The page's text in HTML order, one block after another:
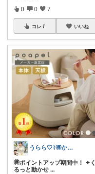
0 0 7
コレ いいね
うらら🤍⌇🉐かわいい暮らし
🉐ポイントアップ期間中！ ✦く
るっと動かせ ...